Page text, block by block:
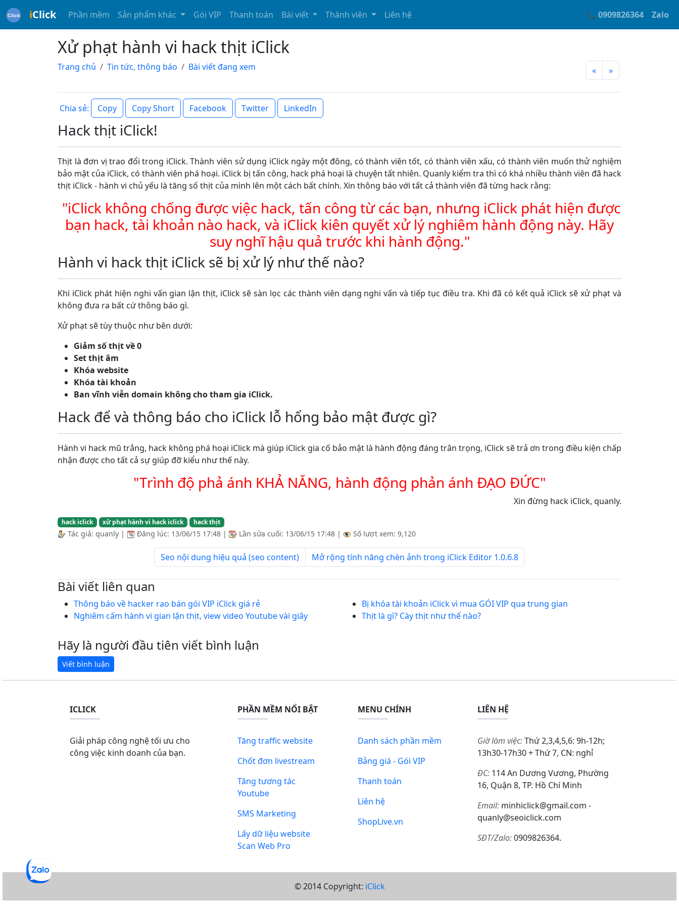
iClick Phần mềm Sản phẩm khác Gói VIP Thanh toán Bài viết Thành viên Liên hệ 📞 0909826364 Zalo
Xử phạt hành vi hack thịt iClick
Trang chủ Tin tức, thông báo Bài viết đang xem « »
Chia sẻ: Copy Copy Short Facebook Twitter LinkedIn
Hack thịt iClick!
Thịt là đơn vị trao đổi trong iClick. Thành viên sử dụng iClick ngày một đông, có thành viên tốt, có thành viên xấu, có thành viên muốn thử nghiệm
bảo mật của iClick, có thành viên phá hoại. iClick bị tấn công, hack phá hoại là chuyện tất nhiên. Quanly kiểm tra thì có khá nhiều thành viên đã hack
thịt iClick - hành vi chủ yếu là tăng số thịt của mình lên một cách bất chính. Xin thông báo với tất cả thành viên đã từng hack rằng:
"iClick không chống được việc hack, tấn công từ các bạn, nhưng iClick phát hiện được
bạn hack, tài khoản nào hack, và iClick kiên quyết xử lý nghiêm hành động này. Hãy
suy nghĩ hậu quả trước khi hành động."
Hành vi hack thịt iClick sẽ bị xử lý như thế nào?
Khi iClick phát hiện nghi vấn gian lận thịt, iClick sẽ sàn lọc các thành viên dạng nghi vấn và tiếp tục điều tra. Khi đã có kết quả iClick sẽ xử phạt và
không đưa ra bất cứ thông báo gì.
Xử phạt sẽ tùy thuộc như bên dưới:
Giảm số thịt về 0
Set thịt âm
Khóa website
Khóa tài khoản
Ban vĩnh viễn domain không cho tham gia iClick.
Hack để và thông báo cho iClick lỗ hổng bảo mật được gì?
Hành vi hack mũ trắng, hack không phá hoại iClick mà giúp iClick gia cố bảo mật là hành động đáng trân trọng, iClick sẽ trả ơn trong điều kiện chấp
nhận được cho tất cả sự giúp đỡ kiểu như thế này.
"Trình độ phả ánh KHẢ NĂNG, hành động phản ánh ĐẠO ĐỨC"
Xin đừng hack iClick, quanly.
hack iclick xử phạt hành vi hack iclick hack thịt
Tác giả: quanly | Đăng lúc: 13/06/15 17:48 | Lần sửa cuối: 13/06/15 17:48 | Số lượt xem: 9,120
Seo nội dung hiệu quả (seo content) Mở rộng tính năng chèn ảnh trong iClick Editor 1.0.6.8
Bài viết liên quan
Thông báo về hacker rao bán gói VIP iClick giá rẻ
Nghiêm cấm hành vi gian lận thịt, view video Youtube vài giây
Bị khóa tài khoản iClick vì mua GÓI VIP qua trung gian
Thịt là gì? Cày thịt như thế nào?
Hãy là người đầu tiên viết bình luận
ICLICK
Giải pháp công nghệ tối ưu cho
công việc kinh doanh của bạn.
PHẦN MỀM NỔI BẬT
Tăng traffic website
Chốt đơn livestream
Tăng tương tác
Youtube
SMS Marketing
Lấy dữ liệu website
Scan Web Pro
MENU CHÍNH
Danh sách phần mềm
Bảng giá - Gói VIP
Thanh toán
Liên hệ
ShopLive.vn
LIÊN HỆ
Giờ làm việc:Thứ 2,3,4,5,6: 9h-12h;
13h30-17h30 + Thứ 7, CN: nghỉ
ĐC: 114 An Dương Vương, Phường
16, Quận 8, TP. Hồ Chí Minh
Email: minhiclick@gmail.com -
quanly@seoiclick.com
SĐT/Zalo:0909826364.
© 2014 Copyright: iClick